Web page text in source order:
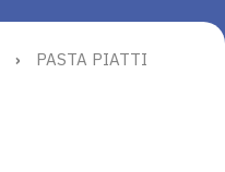
›
PASTA PIATTI